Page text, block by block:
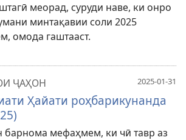
меорад, суруди наве, ки онро
минтақавии соли 2025
омода гаштааст.
2025-01-31
ҶАҲОН
Ҳайати роҳбарикунанда
барнома мефаҳмем, ки чӣ тавр аз